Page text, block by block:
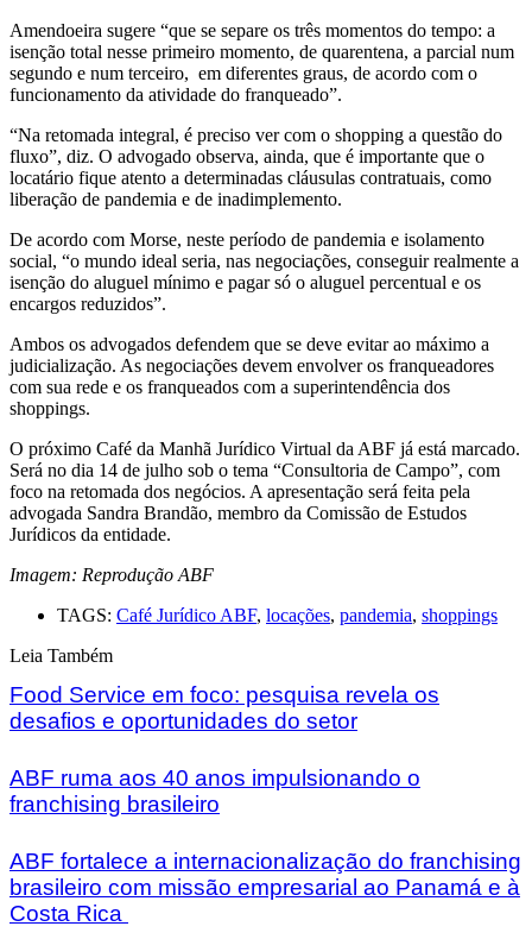
Amendoeira sugere “que se separe os três momentos do tempo: a
isenção total nesse primeiro momento, de quarentena, a parcial num
segundo e num terceiro, em diferentes graus, de acordo com o
funcionamento da atividade do franqueado”.
“Na retomada integral, é preciso ver com o shopping a questão do
fluxo”, diz. O advogado observa, ainda, que é importante que o
locatário fique atento a determinadas cláusulas contratuais, como
liberação de pandemia e de inadimplemento.
De acordo com Morse, neste período de pandemia e isolamento
social, “o mundo ideal seria, nas negociações, conseguir realmente a
isenção do aluguel mínimo e pagar só o aluguel percentual e os
encargos reduzidos”.
Ambos os advogados defendem que se deve evitar ao máximo a
judicialização. As negociações devem envolver os franqueadores
com sua rede e os franqueados com a superintendência dos
shoppings.
O próximo Café da Manhã Jurídico Virtual da ABF já está marcado.
Será no dia 14 de julho sob o tema “Consultoria de Campo”, com
foco na retomada dos negócios. A apresentação será feita pela
advogada Sandra Brandão, membro da Comissão de Estudos
Jurídicos da entidade.
Imagem: Reprodução ABF
TAGS: Café Jurídico ABF, locações, pandemia, shoppings
Leia Também
Food Service em foco: pesquisa revela os
desafios e oportunidades do setor
ABF ruma aos 40 anos impulsionando o
franchising brasileiro
ABF fortalece a internacionalização do franchising
brasileiro com missão empresarial ao Panamá e à
Costa Rica